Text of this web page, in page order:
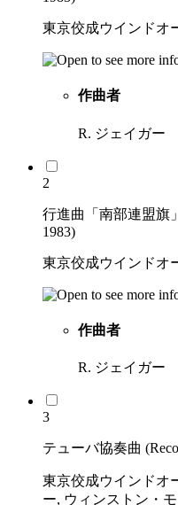
東京佼成ウインドオ
作曲者
R. ジェイガー
2
行進曲「南部連盟旗
1983)
東京佼成ウインドオ
作曲者
R. ジェイガー
3
テューバ協奏曲
東京佼成ウインドオ
ー, ウィンストン・